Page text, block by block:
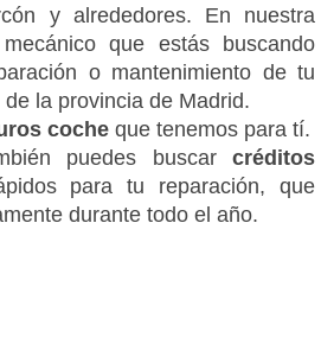
y alrededores. En nuestra
que estás buscando
o mantenimiento de tu
la provincia de Madrid.
coche que tenemos para tí.
puedes buscar créditos
para tu reparación, que
durante todo el año.